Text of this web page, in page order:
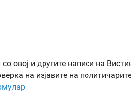
овој и другите написи на
на изјавите на